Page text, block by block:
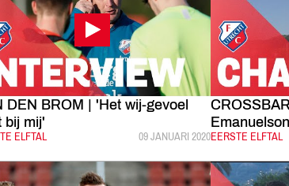
DEN BROM | 'Het wij-gevoel
bij mij'
ELFTAL GEPUBLICEERD:
09 JANUARI 2020CATEGORIE:
EERSTE ELFTAL